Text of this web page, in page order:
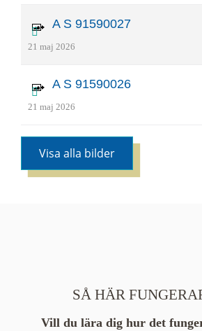
A S 91590027
21 maj 2026
A S 91590026
21 maj 2026
Visa alla bilder
SÅ HÄR
Vill du lära dig hur det